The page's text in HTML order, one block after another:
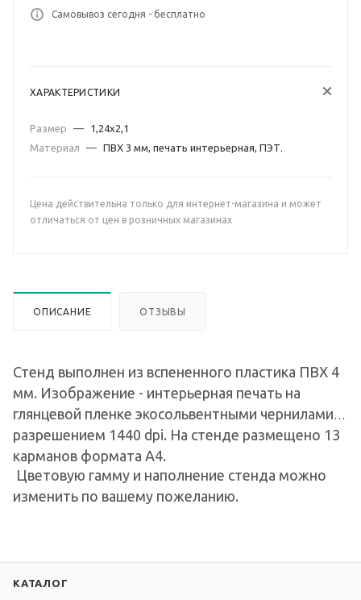
Самовывоз сегодня - бесплатно
ХАРАКТЕРИСТИКИ
Размер —
1,24х2,1
Материал
— ПВХ 3 мм, печать интерьерная, ПЭТ.
Цена действительна только для интернет-магазина и может
отличаться от цен в розничных магазинах
ОПИСАНИЕ ОТЗЫВЫ
Стенд выполнен из вспененного пластика ПВХ 4
мм. Изображение - интерьерная печать на
глянцевой пленке экосольвентными чернилами, с
разрешением 1440 dpi. На стенде размещено 13
карманов формата А4.
Цветовую гамму и наполнение стенда можно
изменить по вашему пожеланию.
КАТАЛОГ